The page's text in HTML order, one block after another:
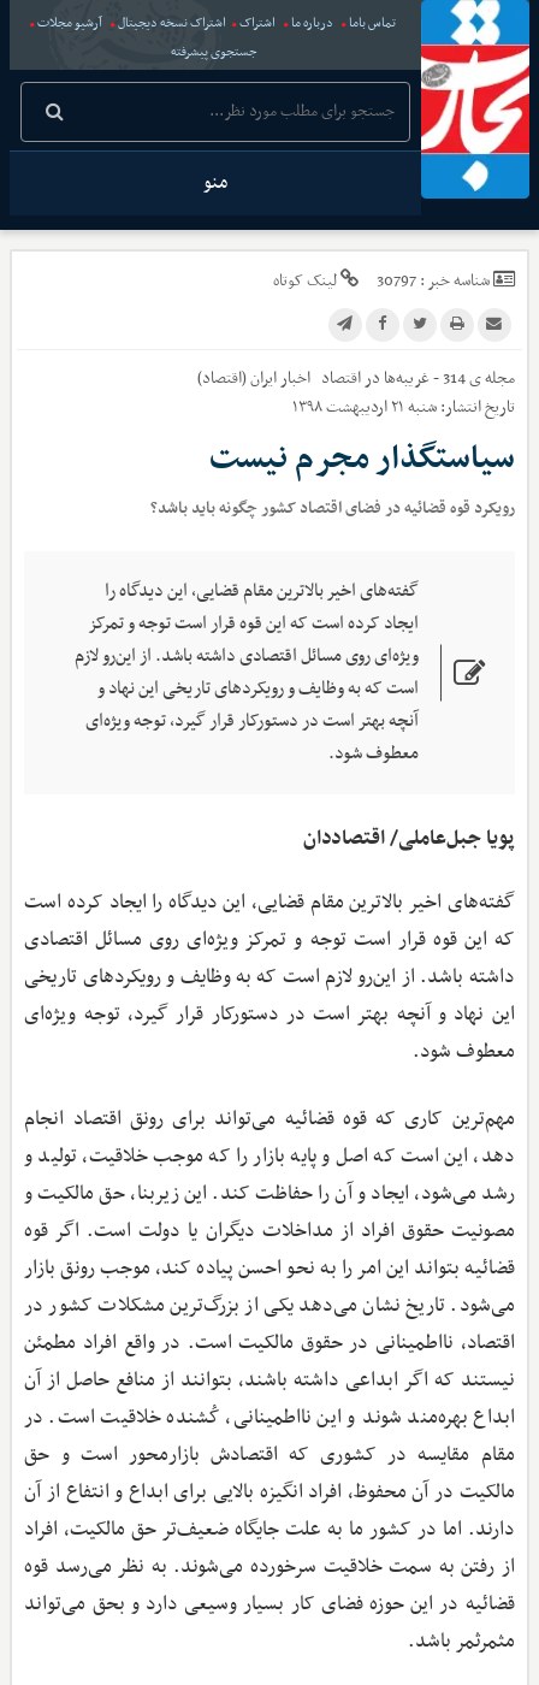
تماس باما درباره ما اشتراک اشتراک نسخه دیجیتال
آرشیو مجلات
جستجوی پیشرفته
منو
شناسه خبر :30797 لینک کوتاه
مجله ی 314 - غریبه‌ها در اقتصاد اخبارایران (اقتصاد)
تاریخ انتشار:شنبه ۲۱ اردیبهشت ۱۳۹۸
سیاستگذار مجرم نیست
رویکرد قوه قضائیه در فضای اقتصاد کشور چگونه باید باشد؟
گفته‌های اخیر بالاترین مقام قضایی، این دیدگاه را
ایجاد کرده است که این قوه قرار است توجه و تمرکز
ویژه‌ای روی مسائل اقتصادی داشته باشد. از این‌رو لازم
است که به وظایف و رویکردهای تاریخی این نهاد و
آنچه بهتر است در دستورکار قرار گیرد، توجه ویژه‌ای
معطوف شود.
پویا جبل‌عاملی/ اقتصاددان
گفته‌های اخیر بالاترین مقام قضایی، این دیدگاه را ایجاد کرده است
که این قوه قرار است توجه و تمرکز ویژه‌ای روی مسائل اقتصادی
داشته باشد. از این‌رو لازم است که به وظایف و رویکردهای تاریخی
این نهاد و آنچه بهتر است در دستورکار قرار گیرد، توجه ویژه‌ای
معطوف شود.
مهم‌ترین کاری که قوه قضائیه می‌تواند برای رونق اقتصاد انجام
دهد، این است که اصل و پایه بازار را که موجب خلاقیت، تولید و
رشد می‌شود، ایجاد و آن را حفاظت کند. این زیربنا، حق مالکیت و
مصونیت حقوق افراد از مداخلات دیگران یا دولت است. اگر قوه
قضائیه بتواند این امر را به نحو احسن پیاده کند، موجب رونق بازار
می‌شود. تاریخ نشان می‌دهد یکی از بزرگ‌ترین مشکلات کشور در
اقتصاد، نااطمینانی در حقوق مالکیت است. در واقع افراد مطمئن
نیستند که اگر ابداعی داشته باشند، بتوانند از منافع حاصل از آن
ابداع بهره‌مند شوند و این نااطمینانی، کُشنده خلاقیت است. در
مقام مقایسه در کشوری که اقتصادش بازارمحور است و حق
مالکیت در آن محفوظ، افراد انگیزه بالایی برای ابداع و انتفاع از آن
دارند. اما در کشور ما به علت جایگاه ضعیف‌تر حق مالکیت، افراد
از رفتن به سمت خلاقیت سرخورده می‌شوند. به نظر می‌رسد قوه
قضائیه در این حوزه فضای کار بسیار وسیعی دارد و بحق می‌تواند
مثمرثمر باشد.